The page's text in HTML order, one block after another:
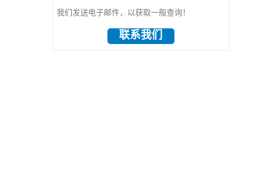
我们发送电子邮件，以获取一般查询！
联系我们